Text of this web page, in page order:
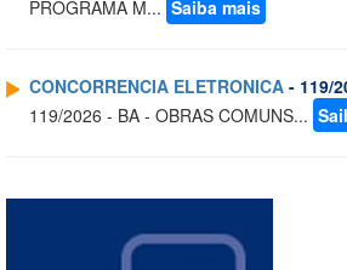
PROGRAMA M... Saiba mais
CONCORRENCIA ELETRONICA - 119/
119/2026 - BA - OBRAS COMUNS...